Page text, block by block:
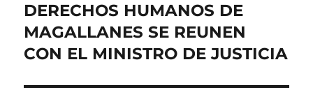
entradas
anterior:
DERECHOS HUMANOS DE
MAGALLANES SE REUNEN
CON EL MINISTRO DE JUSTICIA